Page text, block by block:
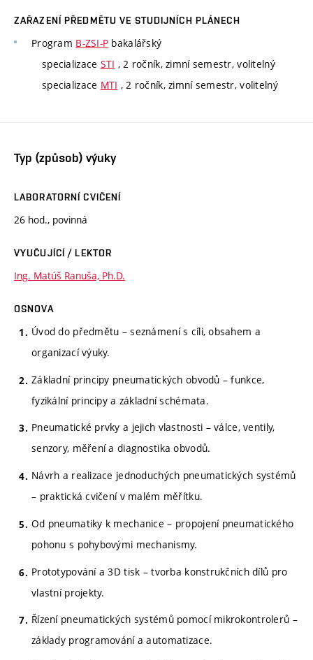
ZAŘAZENÍ PŘEDMĚTU VE STUDIJNÍCH PLÁNECH
Program B-ZSI-P bakalářský
specializace STI , 2 ročník, zimní semestr, volitelný
specializace MTI , 2 ročník, zimní semestr, volitelný
Typ (způsob) výuky
LABORATORNÍ CVIČENÍ
26 hod., povinná
VYUČUJÍCÍ / LEKTOR
Ing. Matúš Ranuša, Ph.D.
OSNOVA
Úvod do předmětu – seznámení s cíli, obsahem a
organizací výuky.
Základní principy pneumatických obvodů – funkce,
fyzikální principy a základní schémata.
Pneumatické prvky a jejich vlastnosti – válce, ventily,
senzory, měření a diagnostika obvodů.
Návrh a realizace jednoduchých pneumatických systémů
– praktická cvičení v malém měřítku.
Od pneumatiky k mechanice – propojení pneumatického
pohonu s pohybovými mechanismy.
Prototypování a 3D tisk – tvorba konstrukčních dílů pro
vlastní projekty.
Řízení pneumatických systémů pomocí mikrokontrolerů –
základy programování a automatizace.